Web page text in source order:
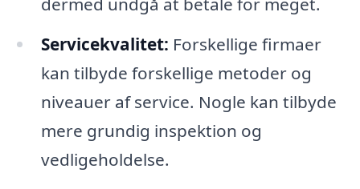
Servicekvalitet: Forskellige firmaer
kan tilbyde forskellige metoder og
niveauer af service. Nogle kan tilbyde
mere grundig inspektion og
vedligeholdelse.